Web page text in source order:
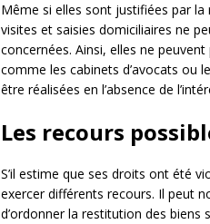
Même si elles sont justifiées par la
visites et saisies domiciliaires ne
concernées. Ainsi, elles ne
comme les cabinets d’avocats ou
être réalisées en l’absence de
Les recours
S’il estime que ses droits ont été
exercer différents recours. Il peut
d’ordonner la restitution des biens